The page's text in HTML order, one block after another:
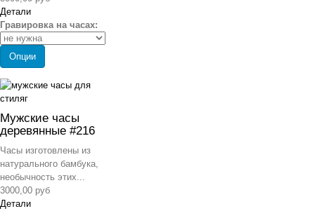
Детали
Гравировка на часах:
Опции
Мужские часы
деревянные #216
Часы изготовлены из
натурального бамбука,
необычность этих...
3000,00 руб
Детали